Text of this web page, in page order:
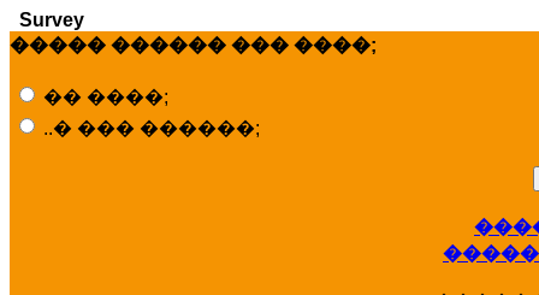
Survey
����� ������ ��� ����;
�� ����;
..� ��� ������;